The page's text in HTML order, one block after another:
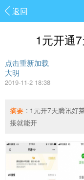
返回
1元开通
点击重新加载
大明
2019-11-2 18:38
摘要 : 1元开7天腾讯好
接就能开